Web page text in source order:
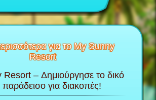
για το My Sunny
Resort
– Δημιούργησε το δικό
για διακοπές!